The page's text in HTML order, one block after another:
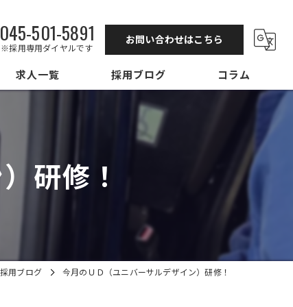
045-501-5891
※採用専用ダイヤルです
お問い合わせはこちら
求人一覧 採用ブログ コラム
研修！
採用ブログ 今月のＵＤ（ユニバーサルデザイン）研修！